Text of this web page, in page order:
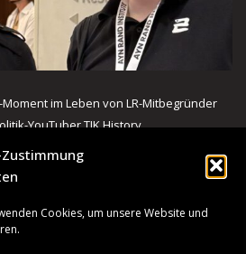
Zustimmung
Cookies, um unsere Website und
im Leben von LR-Mitbegründer
YouTuber TIK History.